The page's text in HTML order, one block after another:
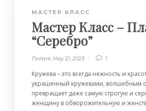
МАСТЕР КЛАСС
Мастер Класс –
“Серебро”
Лилия, May 21, 2023 1
Кружева – это всегда нежность и
украшенный кружевами, волшебным
превращает даже самую строгую и
женщину в обворожительную и